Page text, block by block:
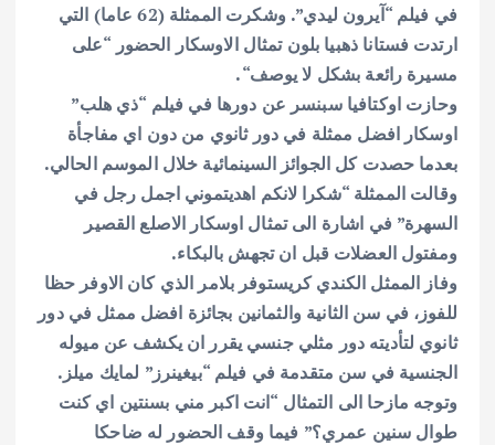
في فيلم “آيرون ليدي”. وشكرت الممثلة (62 عاما) التي
ارتدت فستانا ذهبيا بلون تمثال الاوسكار الحضور “على
مسيرة رائعة بشكل لا يوصف“.
وحازت اوكتافيا سبنسر عن دورها في فيلم “ذي هلب”
اوسكار افضل ممثلة في دور ثانوي من دون اي مفاجأة
بعدما حصدت كل الجوائز السينمائية خلال الموسم الحالي.
وقالت الممثلة “شكرا لانكم اهديتموني اجمل رجل في
السهرة” في اشارة الى تمثال اوسكار الاصلع القصير
ومفتول العضلات قبل ان تجهش بالبكاء.
وفاز الممثل الكندي كريستوفر بلامر الذي كان الاوفر حظا
للفوز، في سن الثانية والثمانين بجائزة افضل ممثل في دور
ثانوي لتأديته دور مثلي جنسي يقرر ان يكشف عن ميوله
الجنسية في سن متقدمة في فيلم “بيغينرز” لمايك ميلز .
وتوجه مازحا الى التمثال “انت اكبر مني بسنتين اي كنت
طوال سنين عمري؟” فيما وقف الحضور له ضاحكا